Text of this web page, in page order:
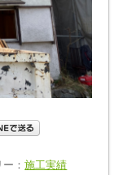
：施工実績